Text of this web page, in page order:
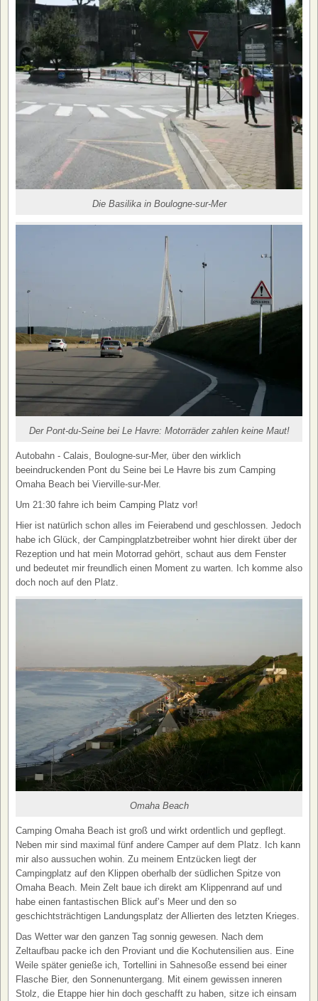
Die Basilika in Boulogne-sur-Mer
Der Pont-du-Seine bei Le Havre: Motorräder zahlen keine Maut!
Autobahn - Calais, Boulogne-sur-Mer, über den wirklich
beeindruckenden Pont du Seine bei Le Havre bis zum Camping
Omaha Beach bei Vierville-sur-Mer.
Um 21:30 fahre ich beim Camping Platz vor!
Hier ist natürlich schon alles im Feierabend und geschlossen. Jedoch
habe ich Glück, der Campingplatzbetreiber wohnt hier direkt über der
Rezeption und hat mein Motorrad gehört, schaut aus dem Fenster
und bedeutet mir freundlich einen Moment zu warten. Ich komme also
doch noch auf den Platz.
Omaha Beach
Camping Omaha Beach ist groß und wirkt ordentlich und gepflegt.
Neben mir sind maximal fünf andere Camper auf dem Platz. Ich kann
mir also aussuchen wohin. Zu meinem Entzücken liegt der
Campingplatz auf den Klippen oberhalb der südlichen Spitze von
Omaha Beach. Mein Zelt baue ich direkt am Klippenrand auf und
habe einen fantastischen Blick auf’s Meer und den so
geschichtsträchtigen Landungsplatz der Allierten des letzten Krieges.
Das Wetter war den ganzen Tag sonnig gewesen. Nach dem
Zeltaufbau packe ich den Proviant und die Kochutensilien aus. Eine
Weile später genieße ich, Tortellini in Sahnesoße essend bei einer
Flasche Bier, den Sonnenuntergang. Mit einem gewissen inneren
Stolz, die Etappe hier hin doch geschafft zu haben, sitze ich einsam